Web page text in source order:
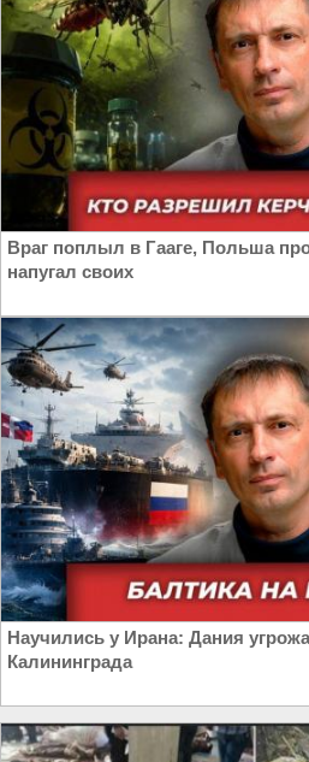
Враг поплыл в Гааге, Польша
напугал своих
Научились у Ирана: Дания
Калининграда